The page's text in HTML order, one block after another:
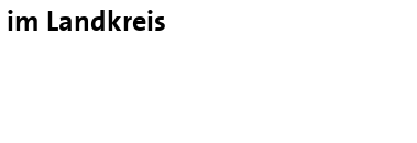
Landkreis